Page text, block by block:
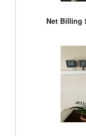
Net Billing